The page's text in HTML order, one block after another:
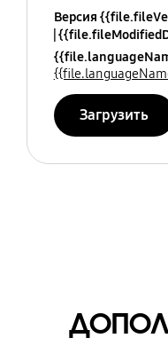
Версия
Загрузить